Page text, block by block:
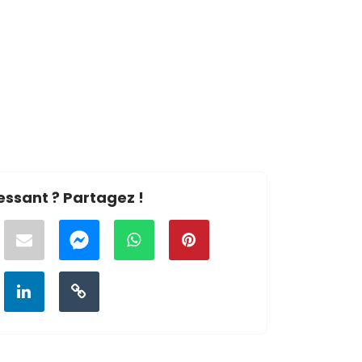
? Partagez !